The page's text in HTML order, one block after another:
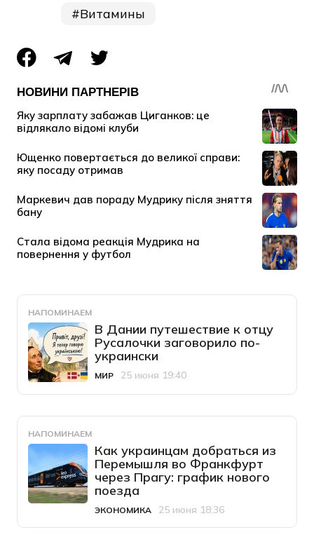
Витамины
НАПОМИНАЕМ
В Дании путешествие к отцу
Русалочки заговорило по-
украински
Категория
МИР
Дата публикации
25 июня 19:40
НАПОМИНАЕМ
Как украинцам добраться из
Перемышля во Франкфурт
через Прагу: график нового
поезда
Категория
ЭКОНОМИКА
Дата публикации
25 июня 18:36